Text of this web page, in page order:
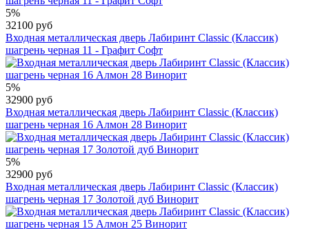
5%
32100 руб
Входная металлическая дверь Лабиринт Classic (Классик)
шагрень черная 11 - Графит Софт
5%
32900 руб
Входная металлическая дверь Лабиринт Classic (Классик)
шагрень черная 16 Алмон 28 Винорит
5%
32900 руб
Входная металлическая дверь Лабиринт Classic (Классик)
шагрень черная 17 Золотой дуб Винорит